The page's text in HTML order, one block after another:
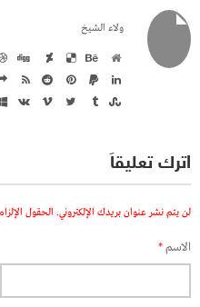
ولاء الشيخ
اترك تعليقاً
لن يتم نشر عنوان بريدك الإلكتروني. الحقول
الاسم*